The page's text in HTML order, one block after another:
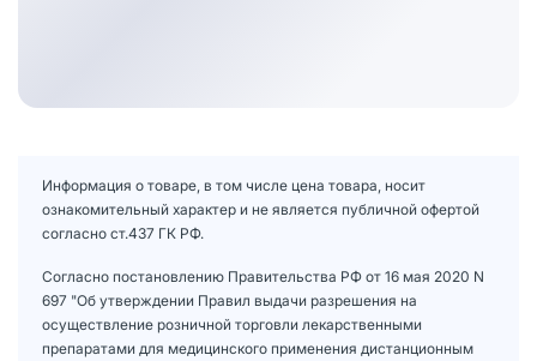
Информация о товаре, в том числе цена товара, носит
ознакомительный характер и не является публичной офертой
согласно ст.437 ГК РФ.
Согласно постановлению Правительства РФ от 16 мая 2020 N
697 "Об утверждении Правил выдачи разрешения на
осуществление розничной торговли лекарственными
препаратами для медицинского применения дистанционным